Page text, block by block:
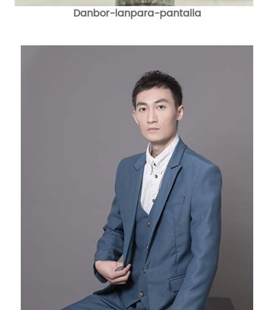
Danbor-lanpara-pantaila